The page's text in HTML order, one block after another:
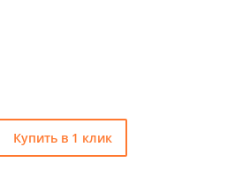
Купить в 1 клик